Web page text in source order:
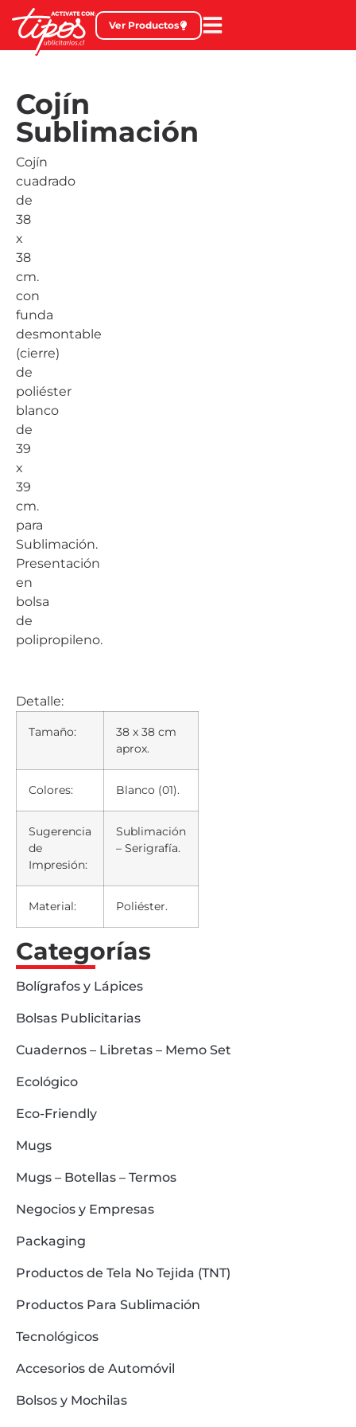
Ver Productos
Cojín
Sublimación
Cojín
cuadrado
de
38
x
38
cm.
con
funda
desmontable
(cierre)
de
poliéster
blanco
de
39
x
39
cm.
para
Sublimación.
Presentación
en
bolsa
de
polipropileno.
Detalle:
Tamaño:
38 x 38 cm
aprox.
Colores: Blanco (01).
Sugerencia
de
Impresión:
Sublimación
– Serigrafía.
Material: Poliéster.
Categorías
Bolígrafos y Lápices
Bolsas Publicitarias
Cuadernos – Libretas – Memo Set
Ecológico
Eco-Friendly
Mugs
Mugs – Botellas – Termos
Negocios y Empresas
Packaging
Productos de Tela No Tejida (TNT)
Productos Para Sublimación
Tecnológicos
Accesorios de Automóvil
Bolsos y Mochilas